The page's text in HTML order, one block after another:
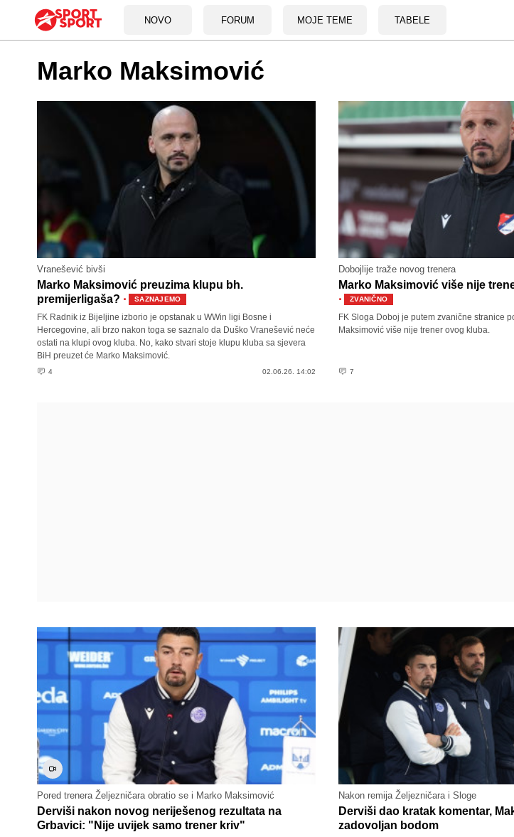
NOVO FORUM MOJE TEME TABELE
Marko Maksimović
Vranešević bivši
Marko Maksimović preuzima klupu bh.
premijerligaša? · SAZNAJEMO
FK Radnik iz Bijeljine izborio je opstanak u WWin ligi Bosne i
Hercegovine, ali brzo nakon toga se saznalo da Duško Vranešević neće
ostati na klupi ovog kluba. No, kako stvari stoje klupu kluba sa sjevera
BiH preuzet će Marko Maksimović.
4 02.06.26. 14:02
Dobojlije traže novog trenera
Marko Maksimović više nije
· ZVANIČNO
FK Sloga Doboj je putem zvanične stranice
Maksimović više nije trener ovog kluba.
7
Pored trenera Željezničara obratio se i Marko Maksimović
Derviši nakon novog neriješenog rezultata na
Grbavici: "Nije uvijek samo trener kriv"
Nakon remija Željezničara i Sloge
Derviši dao kratak komentar,
zadovoljan bodom